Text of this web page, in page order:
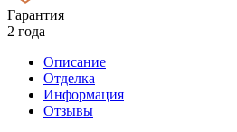
Гарантия
2 года
Описание
Отделка
Информация
Отзывы